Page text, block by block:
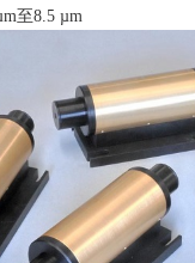
至8.5 µm